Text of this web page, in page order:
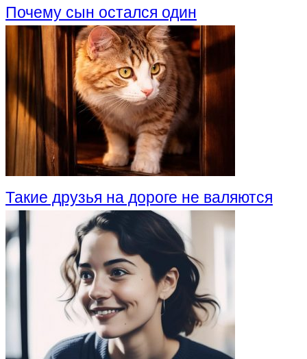
Почему сын остался один
Такие друзья на дороге не валяются